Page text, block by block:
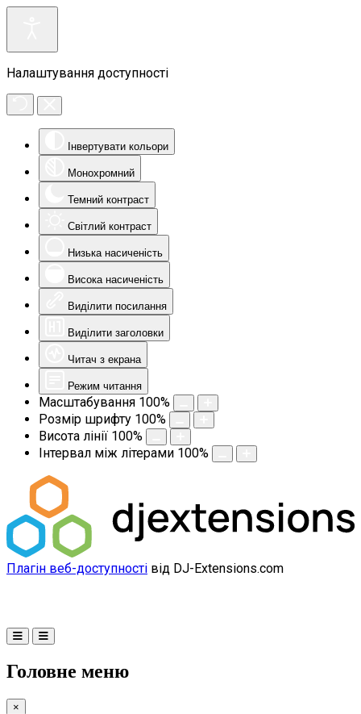
Налаштування доступності
Інвертувати кольори
Монохромний
Темний контраст
Світлий контраст
Низька насиченість
Висока насиченість
Виділити посилання
Виділити заголовки
Читач з екрана
Режим читання
Масштабування 100%
Розмір шрифту 100%
Висота лінії 100%
Інтервал між літерами 100%
Плагін веб-доступності від DJ-Extensions.com
Головне меню
×